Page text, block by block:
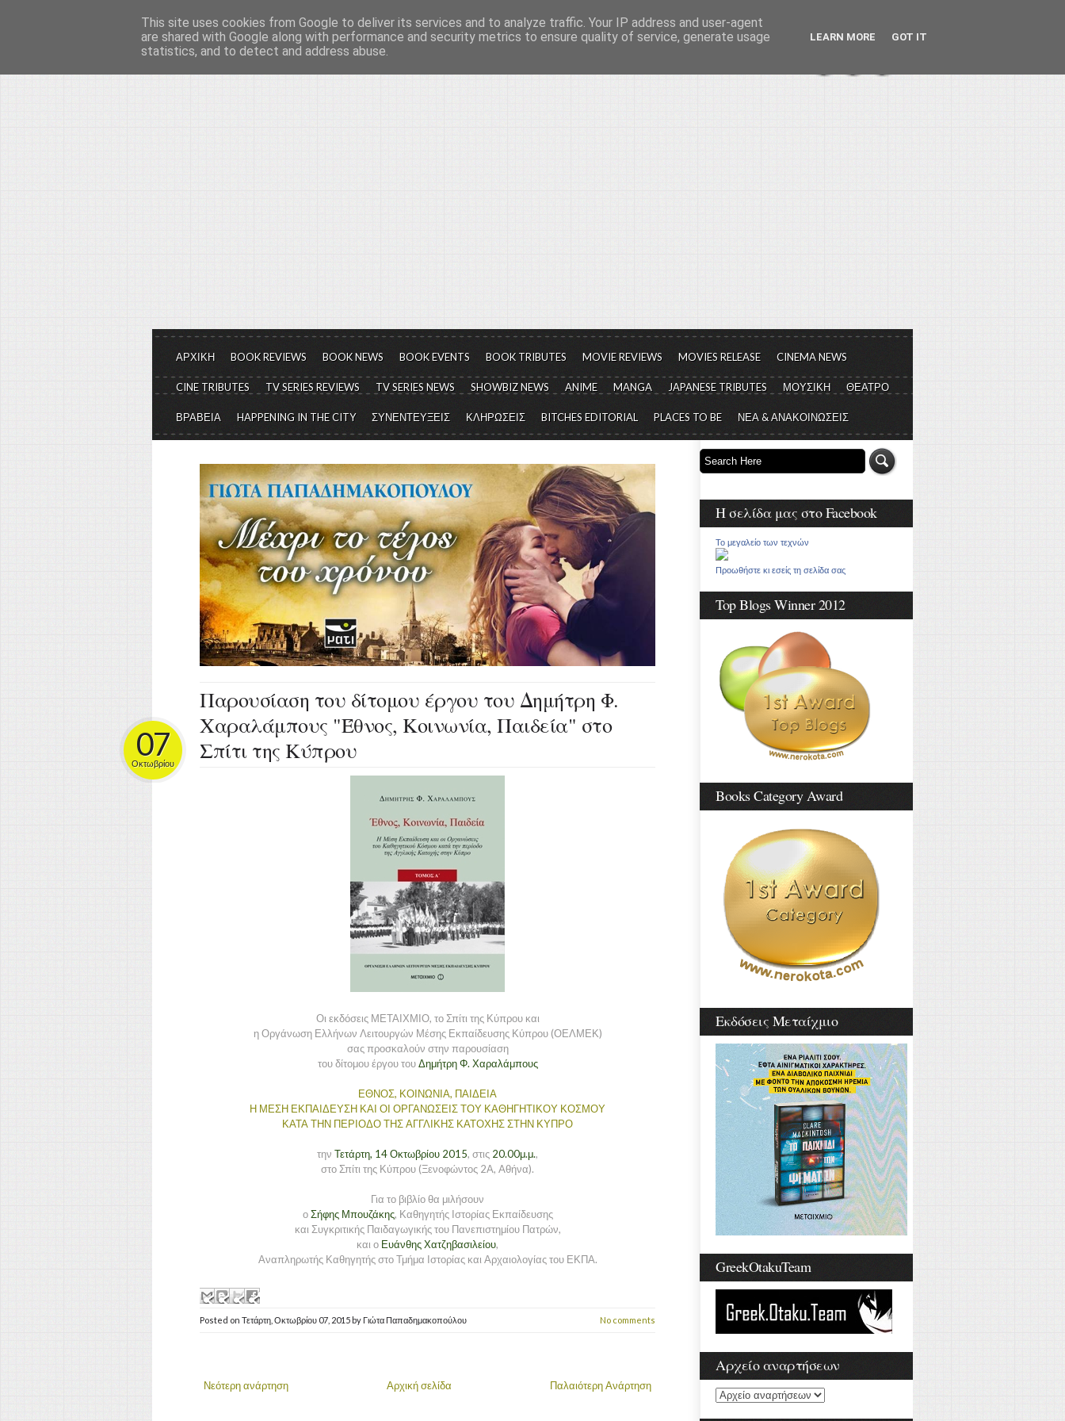
Το μεγαλείο των Τεχνών...
Είμαστε πάντα εδώ για να μιλάμε για τον πολιτισμό, σε κάθε του μορφή και έκταση...
ΑΡΧΙΚΗ BOOK REVIEWS BOOK NEWS BOOK EVENTS BOOK TRIBUTES MOVIE REVIEWS MOVIES RELEASE CINEMA NEWS
CINE TRIBUTES TV SERIES REVIEWS TV SERIES NEWS SHOWBIZ NEWS ANIME MANGA JAPANESE TRIBUTES ΜΟΥΣΙΚΗ ΘΕΑΤΡΟ
ΒΡΑΒΕΙΑ HAPPENING IN THE CITY ΣΥΝΕΝΤΕΥΞΕΙΣ ΚΛΗΡΩΣΕΙΣ BITCHES EDITORIAL PLACES TO BE ΝΕΑ & ΑΝΑΚΟΙΝΩΣΕΙΣ
Παρουσίαση του δίτομου έργου του Δημήτρη Φ.
Χαραλάμπους "Έθνος, Κοινωνία, Παιδεία" στο
Σπίτι της Κύπρου
07
Οκτωβρίου
Οι εκδόσεις ΜΕΤΑΙΧΜΙΟ, το Σπίτι της Κύπρου και
η Οργάνωση Ελλήνων Λειτουργών Μέσης Εκπαίδευσης Κύπρου (ΟΕΛΜΕΚ)
σας προσκαλούν στην παρουσίαση
του δίτομου έργου τουΔημήτρη Φ. Χαραλάμπους
ΕΘΝΟΣ, ΚΟΙΝΩΝΙΑ, ΠΑΙΔΕΙΑ
Η ΜΕΣΗ ΕΚΠΑΙΔΕΥΣΗ ΚΑΙ ΟΙ ΟΡΓΑΝΩΣΕΙΣ ΤΟΥ ΚΑΘΗΓΗΤΙΚΟΥ ΚΟΣΜΟΥ
ΚΑΤΑ ΤΗΝ ΠΕΡΙΟΔΟ ΤΗΣ ΑΓΓΛΙΚΗΣ ΚΑΤΟΧΗΣ ΣΤΗΝ ΚΥΠΡΟ
την Τετάρτη, 14 Οκτωβρίου 2015, στις 20.00μ.μ.,
στο Σπίτι της Κύπρου (Ξενοφώντος 2Α, Aθήνα).
Για το βιβλίο θα μιλήσουν
οΣήφης Μπουζάκης, Καθηγητής Ιστορίας Εκπαίδευσης
και Συγκριτικής Παιδαγωγικής του Πανεπιστημίου Πατρών,
και ο Ευάνθης Χατζηβασιλείου,
Αναπληρωτής Καθηγητής στο Τμήμα Ιστορίας και Αρχαιολογίας του ΕΚΠΑ.
Posted on Τετάρτη, Οκτωβρίου 07, 2015 by Γιώτα Παπαδημακοπούλου No comments
Νεότερη ανάρτηση Παλαιότερη Ανάρτηση
Αρχική σελίδα
Η σελίδα μας στο Facebook
Το μεγαλείο των τεχνών
Προωθήστε κι εσείς τη σελίδα σας
Top Blogs Winner 2012
Books Category Award
Εκδόσεις Μεταίχμιο
GreekOtakuTeam
Αρχείο αναρτήσεων
This site uses cookies from Google to deliver its services and to analyze traffic. Your IP address and user-agent
are shared with Google along with performance and security metrics to ensure quality of service, generate usage
statistics, and to detect and address abuse.
LEARN MORE GOT IT